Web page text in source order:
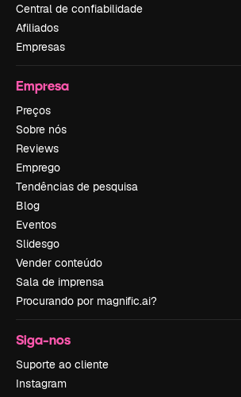
Central de confiabilidade
Afiliados
Empresas
Empresa
Preços
Sobre nós
Reviews
Emprego
Tendências de pesquisa
Blog
Eventos
Slidesgo
Vender conteúdo
Sala de imprensa
Procurando por magnific.ai?
Siga-nos
Suporte ao cliente
Instagram